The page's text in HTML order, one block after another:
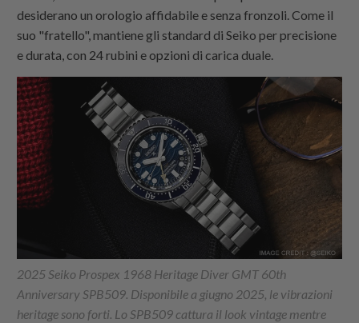
desiderano un orologio affidabile e senza fronzoli. Come il
suo "fratello", mantiene gli standard di Seiko per precisione
e durata, con 24 rubini e opzioni di carica duale.
2025 Seiko Prospex 1968 Heritage Diver GMT 60th
Anniversary SPB509. Disponibile a giugno 2025, le vibrazioni
heritage sono forti. Lo SPB509 cattura il look vintage mentre